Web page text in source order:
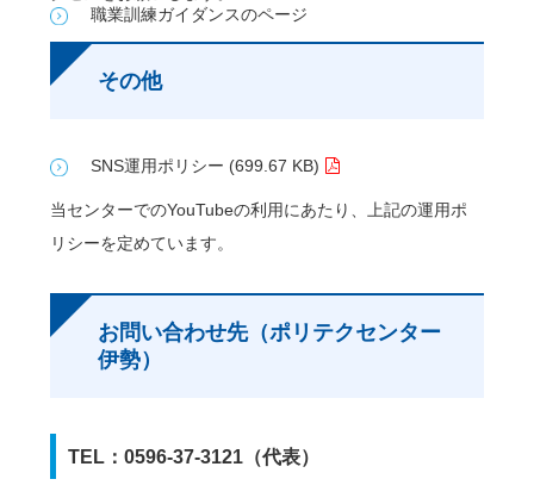
職業訓練ガイダンスのページ
その他
SNS運用ポリシー (699.67 KB)
当センターでのYouTubeの利用にあたり、上記の運用ポ
リシーを定めています。
お問い合わせ先（ポリテクセンター
伊勢）
TEL：0596-37-3121（代表）